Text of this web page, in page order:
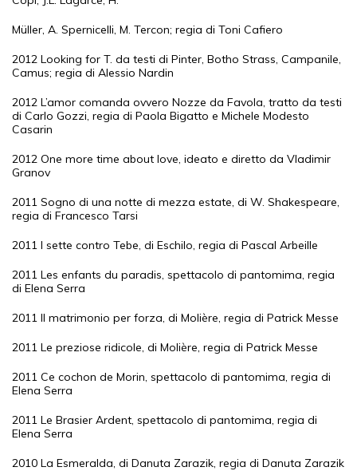
Müller, A. Spernicelli, M. Tercon; regia di Toni Cafiero
2012 Looking for T. da testi di Pinter, Botho Strass, Campanile,
Camus; regia di Alessio Nardin
2012 L’amor comanda ovvero Nozze da Favola, tratto da testi
di Carlo Gozzi, regia di Paola Bigatto e Michele Modesto
Casarin
2012 One more time about love, ideato e diretto da Vladimir
Granov
2011 Sogno di una notte di mezza estate, di W. Shakespeare,
regia di Francesco Tarsi
2011 I sette contro Tebe, di Eschilo, regia di Pascal Arbeille
2011 Les enfants du paradis, spettacolo di pantomima, regia
di Elena Serra
2011 Il matrimonio per forza, di Molière, regia di Patrick Messe
2011 Le preziose ridicole, di Molière, regia di Patrick Messe
2011 Ce cochon de Morin, spettacolo di pantomima, regia di
Elena Serra
2011 Le Brasier Ardent, spettacolo di pantomima, regia di
Elena Serra
2010 La Esmeralda, di Danuta Zarazik, regia di Danuta Zarazik